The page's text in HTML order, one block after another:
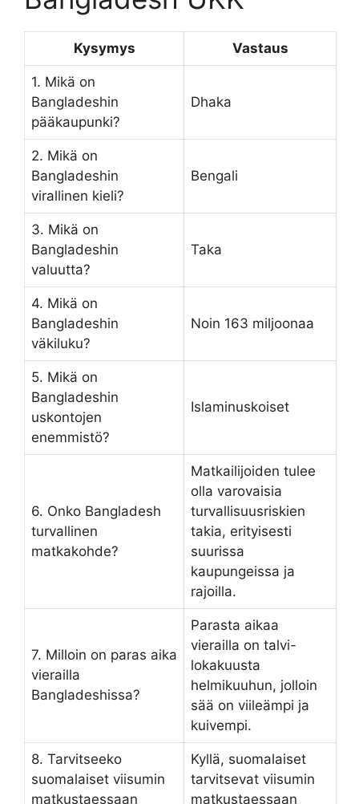
Kysymys Vastaus
1. Mikä on
Bangladeshin
pääkaupunki?
Dhaka
2. Mikä on
Bangladeshin
virallinen kieli?
Bengali
3. Mikä on
Bangladeshin
valuutta?
Taka
4. Mikä on
Bangladeshin
väkiluku?
Noin 163 miljoonaa
5. Mikä on
Bangladeshin
uskontojen
enemmistö?
Islaminuskoiset
6. Onko Bangladesh
turvallinen
matkakohde?
Matkailijoiden tulee
olla varovaisia
turvallisuusriskien
takia, erityisesti
suurissa
kaupungeissa ja
rajoilla.
7. Milloin on paras aika
vierailla
Bangladeshissa?
Parasta aikaa
vierailla on talvi-
lokakuusta
helmikuuhun, jolloin
sää on viileämpi ja
kuivempi.
8. Tarvitseeko
suomalaiset viisumin
matkustaessaan
Kyllä, suomalaiset
tarvitsevat viisumin
matkustaessaan